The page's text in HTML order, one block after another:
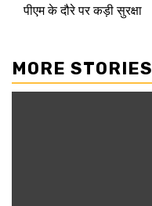
पीएम के दौरे पर कड़ी सुरक्षा
MORE STORIES